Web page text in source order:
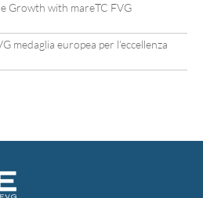
Growth with mareTC FVG
medaglia europea per l’eccellenza